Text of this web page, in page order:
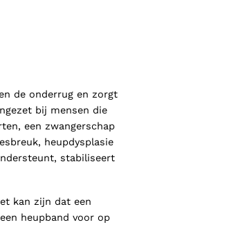
de onderrug en zorgt
bij mensen die
een zwangerschap
heupdysplasie
stabiliseert
kan zijn dat een
heupband voor op